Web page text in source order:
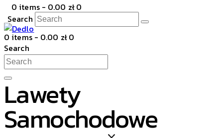
0 items - 0.00 zł 0
Search
0 items - 0.00 zł 0
Search
Lawety
Samochodowe